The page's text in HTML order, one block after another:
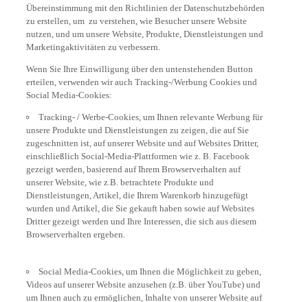
Übereinstimmung mit den Richtlinien der Datenschutzbehörden
zu erstellen, um zu verstehen, wie Besucher unsere Website
nutzen, und um unsere Website, Produkte, Dienstleistungen und
Marketingaktivitäten zu verbessern.
Wenn Sie Ihre Einwilligung über den untenstehenden Button
erteilen, verwenden wir auch Tracking-/Werbung Cookies und
Social Media-Cookies:
Tracking- / Werbe-Cookies, um Ihnen relevante Werbung für
unsere Produkte und Dienstleistungen zu zeigen, die auf Sie
zugeschnitten ist, auf unserer Website und auf Websites Dritter,
einschließlich Social-Media-Plattformen wie z. B. Facebook
gezeigt werden, basierend auf Ihrem Browserverhalten auf
unserer Website, wie z.B. betrachtete Produkte und
Dienstleistungen, Artikel, die Ihrem Warenkorb hinzugefügt
wurden und Artikel, die Sie gekauft haben sowie auf Websites
Dritter gezeigt werden und Ihre Interessen, die sich aus diesem
Browserverhalten ergeben.
Social Media-Cookies, um Ihnen die Möglichkeit zu geben,
Videos auf unserer Website anzusehen (z.B. über YouTube) und
um Ihnen auch zu ermöglichen, Inhalte von unserer Website auf